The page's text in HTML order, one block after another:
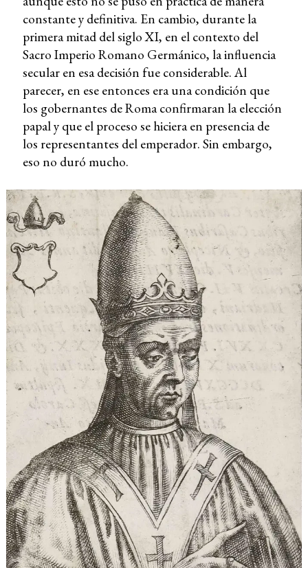
constante y definitiva. En cambio, durante la
primera mitad del siglo XI, en el contexto del
Sacro Imperio Romano Germánico, la influencia
secular en esa decisión fue considerable. Al
parecer, en ese entonces era una condición que
los gobernantes de Roma confirmaran la elección
papal y que el proceso se hiciera en presencia de
los representantes del emperador. Sin embargo,
eso no duró mucho.